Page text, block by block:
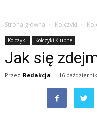
Strona główna Kolczyki
Kolczyki Kolczyki ślubne
Jak się
Przez Redakcja - 16